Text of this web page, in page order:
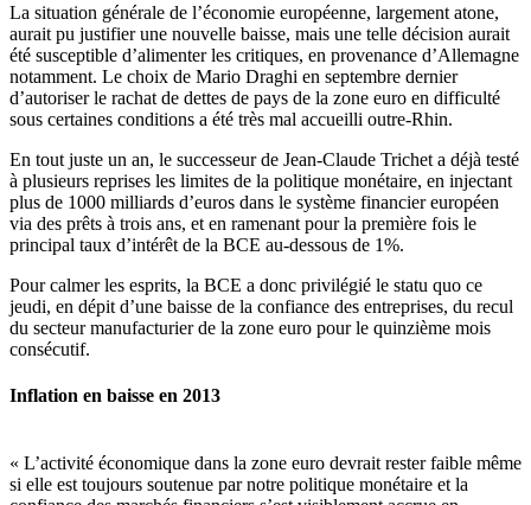
La situation générale de l’économie européenne, largement atone,
aurait pu justifier une nouvelle baisse, mais une telle décision aurait
été susceptible d’alimenter les critiques, en provenance d’Allemagne
notamment. Le choix de Mario Draghi en septembre dernier
d’autoriser le rachat de dettes de pays de la zone euro en difficulté
sous certaines conditions a été très mal accueilli outre-Rhin.
En tout juste un an, le successeur de Jean-Claude Trichet a déjà testé
à plusieurs reprises les limites de la politique monétaire, en injectant
plus de 1000 milliards d’euros dans le système financier européen
via des prêts à trois ans, et en ramenant pour la première fois le
principal taux d’intérêt de la BCE au-dessous de 1%.
Pour calmer les esprits, la BCE a donc privilégié le statu quo ce
jeudi, en dépit d’une baisse de la confiance des entreprises, du recul
du secteur manufacturier de la zone euro pour le quinzième mois
consécutif.
Inflation en baisse en 2013
« L’activité économique dans la zone euro devrait rester faible même
si elle est toujours soutenue par notre politique monétaire et la